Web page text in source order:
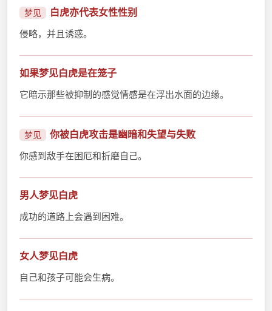
梦见 白虎亦代表女性性别
侵略，并且诱惑。
如果梦见白虎是在笼子
它暗示那些被抑制的感觉情感是在浮出水面的边缘。
梦见 你被白虎攻击是幽暗和失望与失败
你感到敌手在困厄和折磨自己。
男人梦见白虎
成功的道路上会遇到困难。
女人梦见白虎
自己和孩子可能会生病。